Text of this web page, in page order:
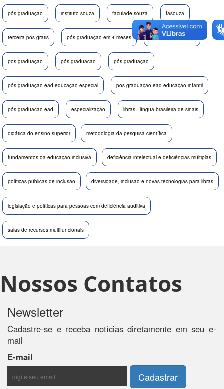
pós-graduação instituto souza faculade souza fasouza
terceira pós gratis pós graduação em 4 meses pos graduação aba
pos graduação pós graduacao pós-graduação
pós graduação ead educação especial pos graduação ead educação infantil
pós-graduacao ead especialização libras - língua brasileira de sinais
didática do ensino superior metodologia da pesquisa científica
fundamentos da educação inclusiva deficiência intelectual e deficiências múltiplas
políticas públicas de inclusão diversidade, inclusão e novas tecnologias para libras
legislação e políticas para pessoas com deficiência auditiva
salas de recursos multifuncionais
Nossos Contatos
Newsletter
Cadastre-se e receba notícias diretamente em seu e-
mail
E-mail